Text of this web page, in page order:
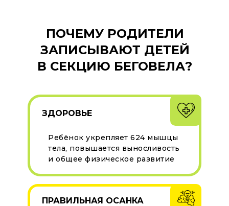
ПРАВИЛЬНАЯ ОСАНКА
ЗДОРОВЬЕ
Ребёнок укрепляет 624 мышцы
тела, повышается выносливость
и общее физическое развитие
ПОЧЕМУ РОДИТЕЛИ
ЗАПИСЫВАЮТ ДЕТЕЙ
В СЕКЦИЮ БЕГОВЕЛА?